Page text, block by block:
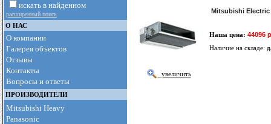
искать в найденном
расширенный поиск
О НАС
О компании
Галерея объектов
Отзывы
Контакты
Вопросы и ответы
ПРОИЗВОДИТЕЛИ
Mitsubishi Heavy
Panasonic
увеличить
Mitsubishi Electric
Наша цена: 44096
Наличие на складе: